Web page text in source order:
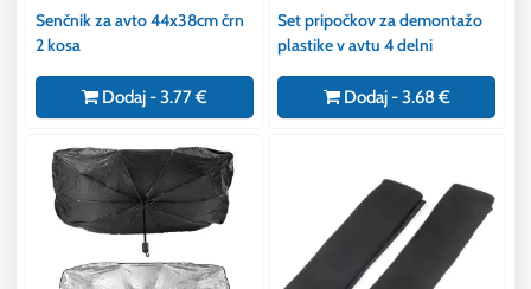
Senčnik za avto 44x38cm črn
2 kosa
Dodaj - 3.77 €
Set pripočkov za demontažo
plastike v avtu 4 delni
Dodaj - 3.68 €